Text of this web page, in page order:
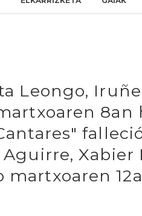
Leongo,
Xabier
martxoaren